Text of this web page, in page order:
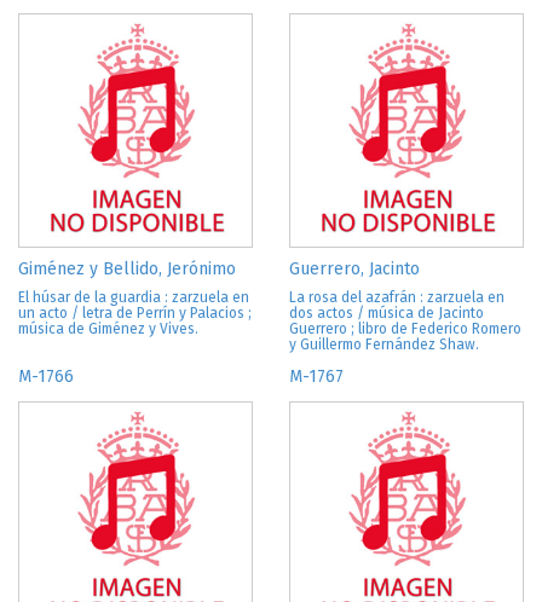
Giménez y Bellido, Jerónimo
El húsar de la guardia : zarzuela en
un acto / letra de Perrín y Palacios ;
música de Giménez y Vives.
Guerrero, Jacinto
La rosa del azafrán : zarzuela en
dos actos / música de Jacinto
Guerrero ; libro de Federico Romero
y Guillermo Fernández Shaw.
M-1766 M-1767